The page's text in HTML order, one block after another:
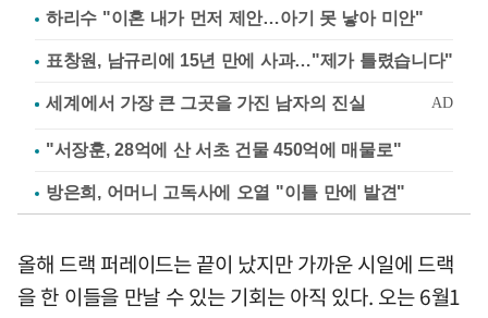
하리수 "이혼 내가 먼저 제안…아기 못 낳아 미안"
표창원, 남규리에 15년 만에 사과…"제가 틀렸습니다"
"서장훈, 28억에 산 서초 건물 450억에 매물로"
방은희, 어머니 고독사에 오열 "이틀 만에 발견"
올해 드랙 퍼레이드는 끝이 났지만 가까운 시일에 드랙
을 한 이들을 만날 수 있는 기회는 아직 있다. 오는 6월1